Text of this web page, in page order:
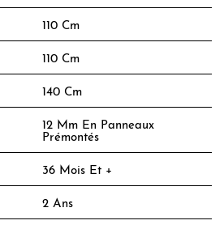
110 Cm
110 Cm
140 Cm
12 Mm En Panneaux
Prémontés
36 Mois Et +
2 Ans